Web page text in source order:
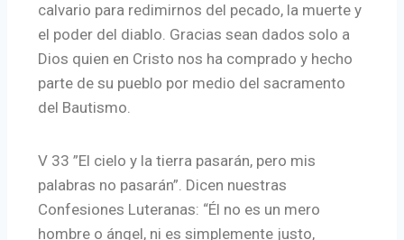
calvario para redimirnos del pecado, la muerte y
el poder del diablo. Gracias sean dados solo a
Dios quien en Cristo nos ha comprado y hecho
parte de su pueblo por medio del sacramento
del Bautismo.
V 33 ”El cielo y la tierra pasarán, pero mis
palabras no pasarán”. Dicen nuestras
Confesiones Luteranas: “Él no es un mero
hombre o ángel, ni es simplemente justo,